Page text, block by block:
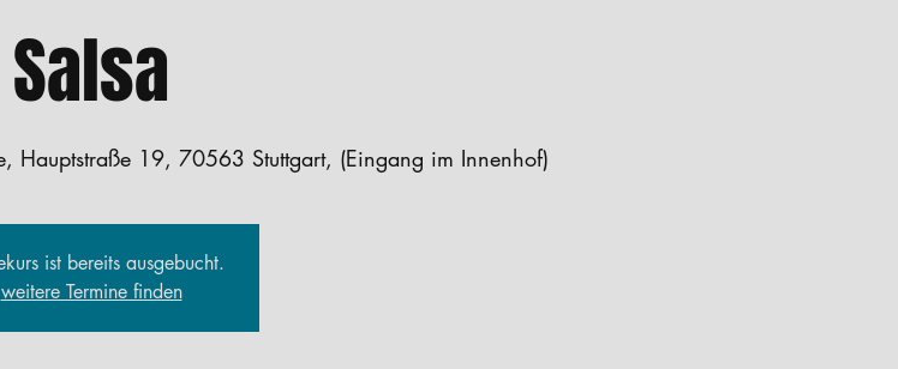
Salsa
Hauptstraße 19, 70563 Stuttgart, (Eingang im Innenhof)
ist bereits ausgebucht.
weitere Termine finden